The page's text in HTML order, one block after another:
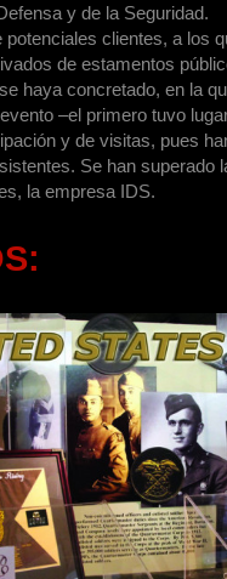
y de la Seguridad.
potenciales clientes, a los
de estamentos
haya concretado, en la
–el primero tuvo
y de visitas, pues
Se han superado
la empresa IDS.